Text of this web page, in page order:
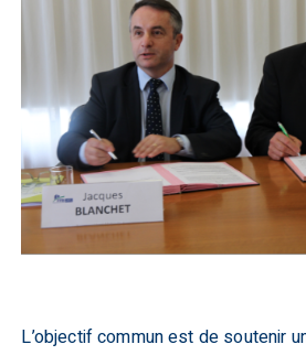
L’objectif commun est de soutenir